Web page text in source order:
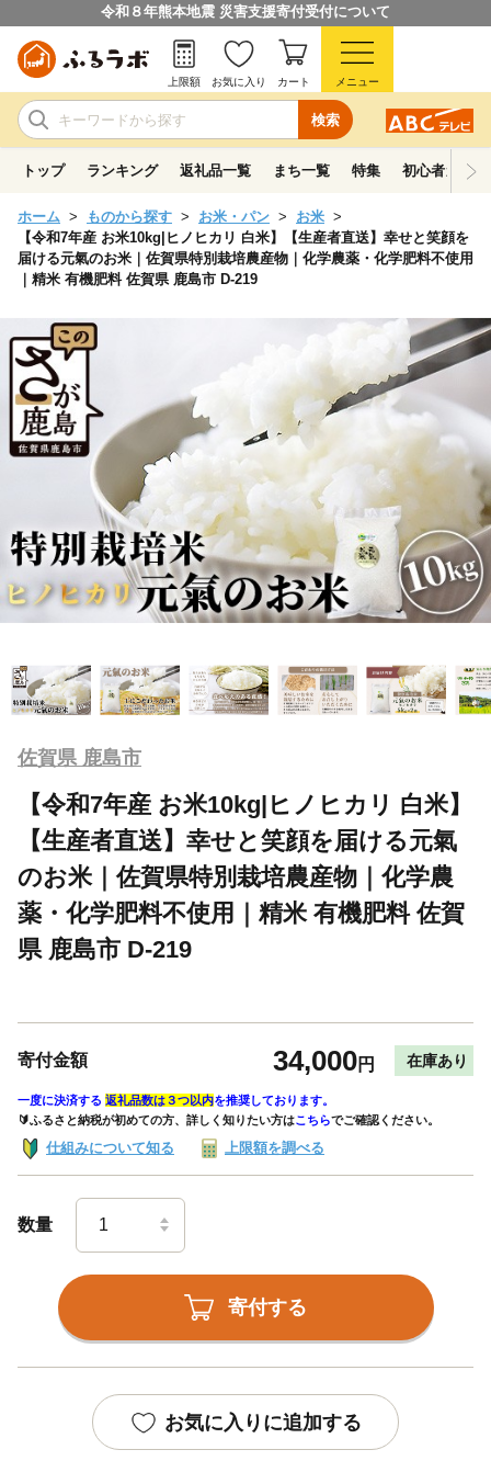
令和８年熊本地震 災害支援寄付受付について
検索
上限額 お気に入り カート メニュー
トップ ランキング 返礼品一覧 まち一覧 特集 初心者ガイド
ホーム ものから探す お米・パン
お米
【令和7年産 お米10kg|ヒノヒカリ 白米】【生産者直送】幸せと笑顔を
届ける元氣のお米｜佐賀県特別栽培農産物｜化学農薬・化学肥料不使用
｜精米 有機肥料 佐賀県 鹿島市 D-219
佐賀県 鹿島市
【令和7年産 お米10kg|ヒノヒカリ 白米】
【生産者直送】幸せと笑顔を届ける元氣
のお米｜佐賀県特別栽培農産物｜化学農
薬・化学肥料不使用｜精米 有機肥料 佐賀
県 鹿島市 D-219
寄付金額 34,000円 在庫あり
一度に決済する 返礼品数は３つ以内を推奨しております。
🔰ふるさと納税が初めての方、詳しく知りたい方はこちらでご確認ください。
仕組みについて知る 上限額を調べる
数量
寄付する
お気に入りに追加する